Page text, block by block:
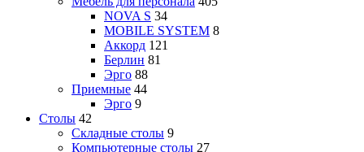
NOVA S 34
MOBILE SYSTEM 8
Аккорд 121
Берлин 81
Эрго 88
Приемные 44
Эрго 9
Столы 42
Складные столы 9
Компьютерные столы 27